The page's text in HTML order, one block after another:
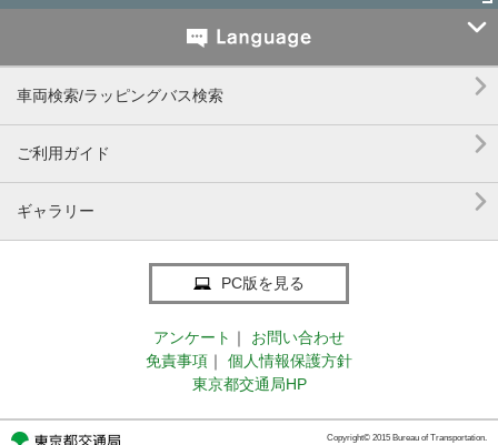

車両検索/ラッピングバス検索 
ご利用ガイド 
ギャラリー 
PC版を見る
アンケート ｜
お問い合わせ
免責事項 ｜
個人情報保護方針
東京都交通局HP
Copyright© 2015 Bureau of Transportation.